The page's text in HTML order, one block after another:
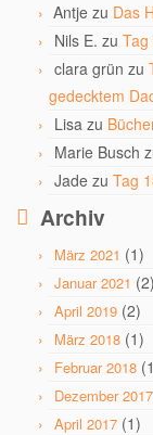
Antje zu Das
Nils E. zu
clara grün zu
gedecktem
Lisa zu
Marie Busch
Jade zu Tag
Archiv
März 2021 (1)
Januar 2021 (2)
April 2019 (2)
März 2018 (1)
Februar 2018
Dezember 2017
April 2017 (1)